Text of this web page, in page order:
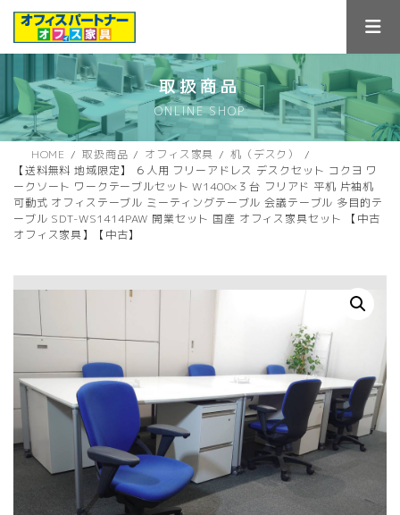
ス
キ
ン
に
取扱商品
ONLINE SHOP
HOME 取扱商品 オフィス家具
机（デスク）
【送料無料 地域限定】 ６人用 フリーアドレス デスクセット コクヨ ワ
ークソート ワークテーブルセット W1400×３台 フリアド 平机 片袖机
可動式 オフィステーブル ミーティングテーブル 会議テーブル 多目的テ
ーブル SDT-WS1414PAW 開業セット 国産 オフィス家具セット 【中古
オフィス家具】【中古】